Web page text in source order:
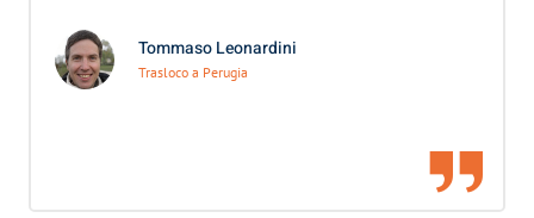
Tommaso Leonardini
Trasloco a Perugia